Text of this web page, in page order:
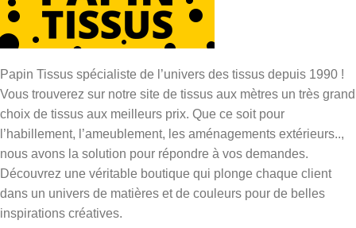
Papin Tissus spécialiste de l’univers des tissus depuis 1990 !
Vous trouverez sur notre site de tissus aux mètres un très grand
choix de tissus aux meilleurs prix. Que ce soit pour
l’habillement, l’ameublement, les aménagements extérieurs..,
nous avons la solution pour répondre à vos demandes.
Découvrez une véritable boutique qui plonge chaque client
dans un univers de matières et de couleurs pour de belles
inspirations créatives.